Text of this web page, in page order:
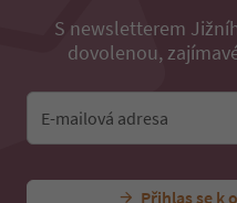
S newsletterem
dovolenou,
E-mailová adresa
Přihlas se k